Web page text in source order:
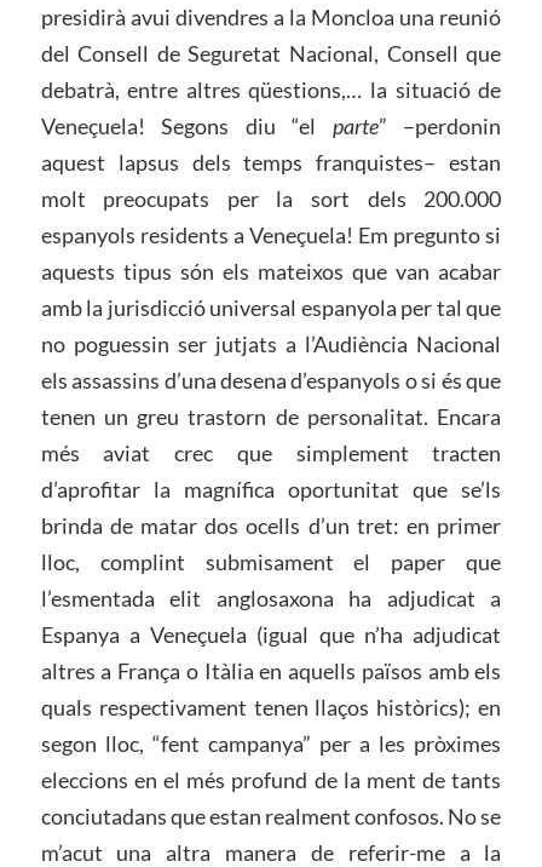
presidirà avui divendres a la Moncloa una reunió
del Consell de Seguretat Nacional, Consell que
debatrà, entre altres qüestions,… la situació de
Veneçuela! Segons diu “el parte” –perdonin
aquest lapsus dels temps franquistes­­– estan
molt preocupats per la sort dels 200.000
espanyols residents a Veneçuela! Em pregunto si
aquests tipus són els mateixos que van acabar
amb la jurisdicció universal espanyola per tal que
no poguessin ser jutjats a l’Audiència Nacional
els assassins d’una desena d’espanyols o si és que
tenen un greu trastorn de personalitat. Encara
més aviat crec que simplement tracten
d’aprofitar la magnífica oportunitat que se’ls
brinda de matar dos ocells d’un tret: en primer
lloc, complint submisament el paper que
l’esmentada elit anglosaxona ha adjudicat a
Espanya a Veneçuela (igual que n’ha adjudicat
altres a França o Itàlia en aquells països amb els
quals respectivament tenen llaços històrics); en
segon lloc, “fent campanya” per a les pròximes
eleccions en el més profund de la ment de tants
conciutadans que estan realment confosos. No se
m’acut una altra manera de referir-me a la